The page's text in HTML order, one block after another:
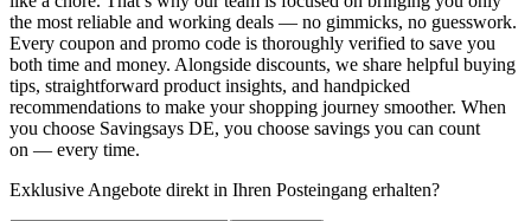
the most reliable and working deals — no gimmicks, no guesswork.
Every coupon and promo code is thoroughly verified to save you
both time and money. Alongside discounts, we share helpful buying
tips, straightforward product insights, and handpicked
recommendations to make your shopping journey smoother. When
you choose Savingsays DE, you choose savings you can count
on — every time.
Exklusive Angebote direkt in Ihren Posteingang erhalten?